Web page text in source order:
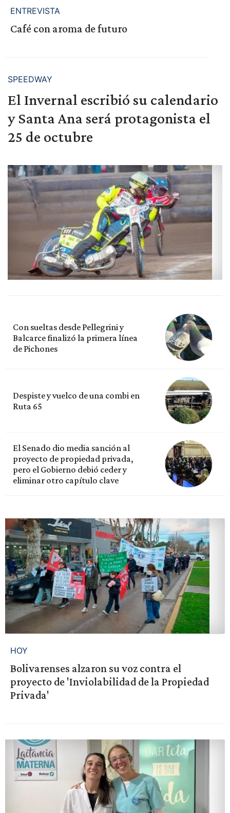
ENTREVISTA
Café con aroma de futuro
SPEEDWAY
El Invernal escribió su calendario
y Santa Ana será protagonista el
25 de octubre
Con sueltas desde Pellegrini y
Balcarce finalizó la primera línea
de Pichones
Despiste y vuelco de una combi en
Ruta 65
El Senado dio media sanción al
proyecto de propiedad privada,
pero el Gobierno debió ceder y
eliminar otro capítulo clave
HOY
Bolivarenses alzaron su voz contra el
proyecto de 'Inviolabilidad de la Propiedad
Privada'